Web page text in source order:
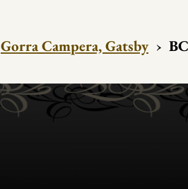
Gorra Campera, Gatsby ›